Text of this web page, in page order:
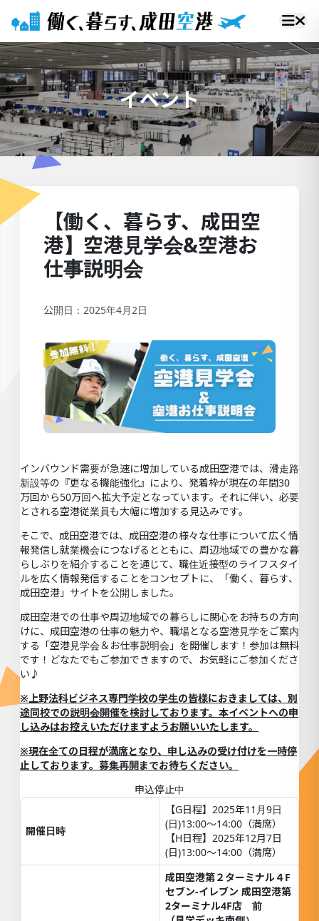
イベント
【働く、暮らす、成田空
港】空港見学会&空港お
仕事説明会
公開日：2025年4月2日
インバウンド需要が急速に増加している成田空港では、滑走路
新設等の『更なる機能強化』により、発着枠が現在の年間30
万回から50万回へ拡大予定となっています。それに伴い、必要
とされる空港従業員も大幅に増加する見込みです。
そこで、成田空港では、成田空港の様々な仕事について広く情
報発信し就業機会につなげるとともに、周辺地域での豊かな暮
らしぶりを紹介することを通じて、職住近接型のライフスタイ
ルを広く情報発信することをコンセプトに、「働く、暮らす、
成田空港」サイトを公開しました。
成田空港での仕事や周辺地域での暮らしに関心をお持ちの方向
けに、成田空港の仕事の魅力や、職場となる空港見学をご案内
する「空港見学会＆お仕事説明会」を開催します！参加は無料
です！どなたでもご参加できますので、お気軽にご参加くださ
い♪
※上野法科ビジネス専門学校の学生の皆様におきましては、別
途同校での説明会開催を検討しております。本イベントへの申
し込みはお控えいただけますようお願いいたします。
※現在全ての日程が満席となり、申し込みの受け付けを一時停
止しております。募集再開までお待ちください。
申込停止中
開催日時
【G日程】2025年11月9日
(日)13:00〜14:00（満席）
【H日程】2025年12月7日
(日)13:00〜14:00（満席）
成田空港第２ターミナル４F
セブン-イレブン 成田空港第
2ターミナル4F店 前